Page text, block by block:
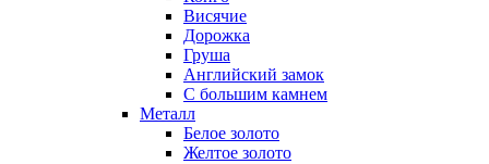
Висячие
Дорожка
Груша
Английский замок
С большим камнем
Металл
Белое золото
Желтое золото